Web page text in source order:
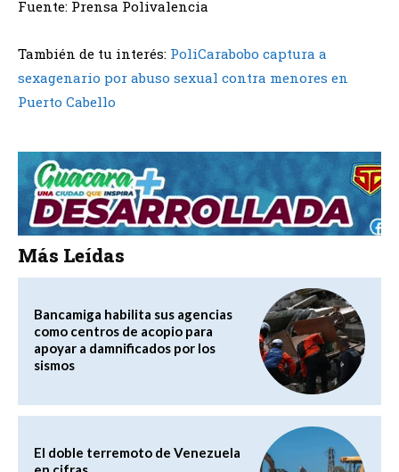
Fuente: Prensa Polivalencia
También de tu interés: PoliCarabobo captura a
sexagenario por abuso sexual contra menores en
Puerto Cabello
Más Leídas
Bancamiga habilita sus agencias
como centros de acopio para
apoyar a damnificados por los
sismos
El doble terremoto de Venezuela